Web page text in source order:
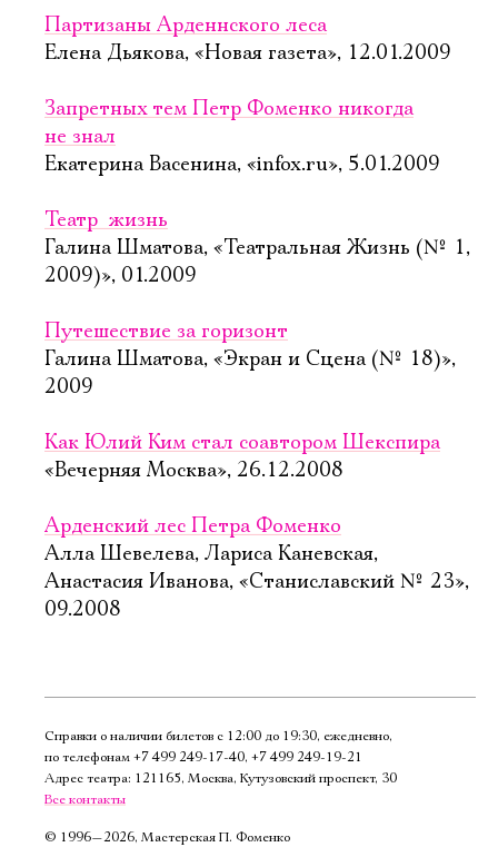
Партизаны Арденнского леса
Елена Дьякова, «Новая газета», 12.01.2009
Запретных тем Петр Фоменко никогда
не знал
Екатерина Васенина, «infox.ru», 5.01.2009
Театр  жизнь
Галина Шматова, «Театральная Жизнь (№ 1,
2009)», 01.2009
Путешествие за горизонт
Галина Шматова, «Экран и Сцена (№ 18)»,
2009
Как Юлий Ким стал соавтором Шекспира
«Вечерняя Москва», 26.12.2008
Арденский лес Петра Фоменко
Алла Шевелева, Лариса Каневская,
Анастасия Иванова, «Станиславский № 23»,
09.2008
Справки о наличии билетов с 12:00 до 19:30, ежедневно,
по телефонам +7 499 249‑17‑40, +7 499 249‑19‑21
Адрес театра: 121165, Москва, Кутузовский проспект, 30
Все контакты
© 1996—2026, Мастерская П. Фоменко